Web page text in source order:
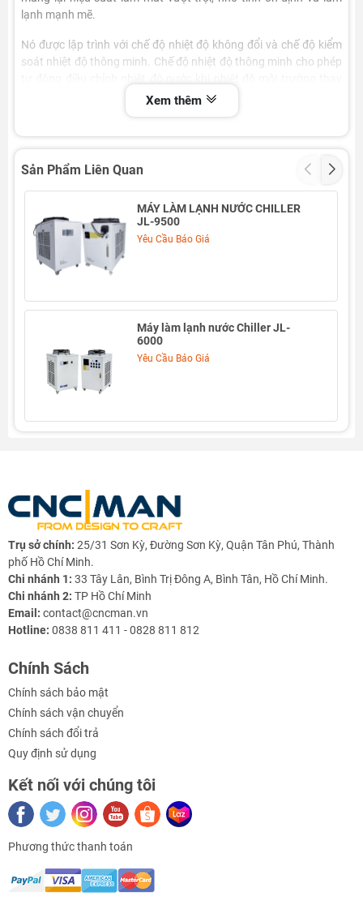
lạnh mạnh mẽ.
Nó được lập trình với chế độ nhiệt độ không đổi và chế độ kiểm
soát nhiệt độ thông minh. Chế độ nhiệt độ thông minh cho phép
--------------------------------------------------------------------------
- Công suất làm lạnh 800W. Môi chất lạnh thân thiện với môi
trường R-134a
- Phạm vi kiểm soát nhiệt độ: 5-35℃
- Thiết kế nhỏ gọn, tuổi thọ dài, dễ sử dụng, tiêu thụ năng lượng
- Nhiệt độ không đổi và các chế độ kiểm soát nhiệt độ thông
- Tích hợp các chức năng cảnh báo để bảo vệ thiết bị: bảo vệ thời
gian trễ máy nén, bảo vệ quá dòng máy nén, cảnh báo lưu lượng
#chillerCW
#thietbilammat
#maylaser
#lasercooling
#chillergiainhietnuoc
Xem thêm
Sản Phẩm Liên Quan
MÁY LÀM LẠNH NƯỚC CHILLER
JL-9500
Yêu Cầu Báo Giá
Máy làm lạnh nước Chiller JL-
6000
Yêu Cầu Báo Giá
Trụ sở chính: 25/31 Sơn Kỳ, Đường Sơn Kỳ, Quận Tân Phú, Thành
phố Hồ Chí Minh.
Chi nhánh 1: 33 Tây Lân, Bình Trị Đông A, Bình Tân, Hồ Chí Minh.
Chi nhánh 2: TP Hồ Chí Minh
Email: contact@cncman.vn
Hotline: 0838 811 411 - 0828 811 812
Chính Sách
Chính sách bảo mật
Chính sách vận chuyển
Chính sách đổi trả
Quy định sử dụng
Kết nối với chúng tôi
Phương thức thanh toán